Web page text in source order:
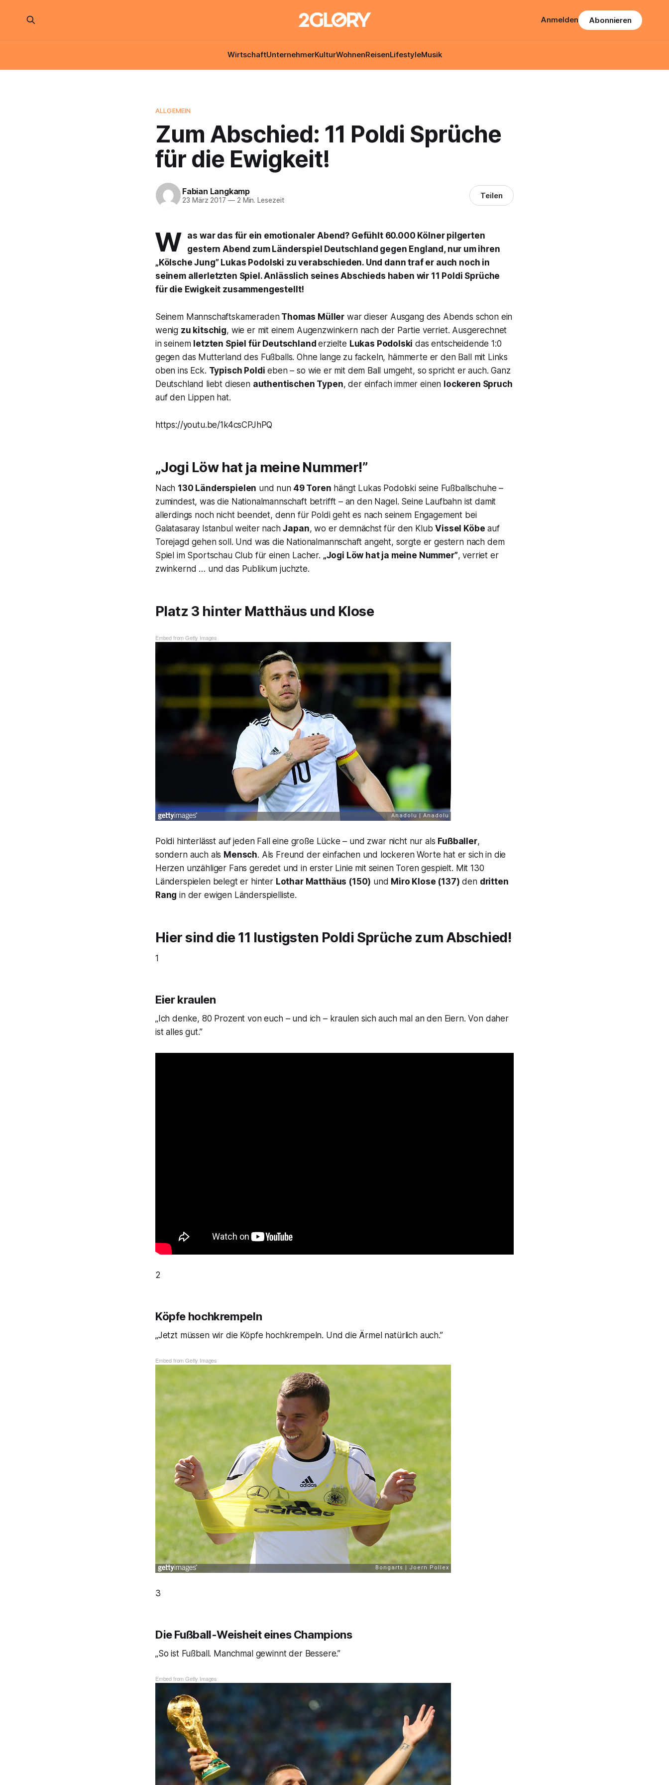
WirtschaftUnternehmerKulturWohnenReisenLifestyleMusik
Anmelden Abonnieren
ALLGEMEIN
Zum Abschied: 11 Poldi Sprüche
für die Ewigkeit!
Fabian Langkamp
23 März 2017 —2 Min. Lesezeit Teilen
W as war das für ein emotionaler Abend? Gefühlt 60.000 Kölner pilgerten
gestern Abend zum Länderspiel Deutschland gegen England, nur um ihren
„Kölsche Jung” Lukas Podolski zu verabschieden. Und dann traf er auch noch in
seinem allerletzten Spiel. Anlässlich seines Abschieds haben wir 11 Poldi Sprüche
für die Ewigkeit zusammengestellt!
Seinem MannschaftskameradenThomas Müller war dieser Ausgang des Abends schon ein
wenig zu kitschig, wie er mit einem Augenzwinkern nach der Partie verriet. Ausgerechnet
in seinem letzten Spiel für Deutschlanderzielte Lukas Podolski das entscheidende 1:0
gegen das Mutterland des Fußballs. Ohne lange zu fackeln, hämmerte er den Ball mit Links
oben ins Eck. Typisch Poldi eben – so wie er mit dem Ball umgeht, so spricht er auch. Ganz
Deutschland liebt diesen authentischen Typen, der einfach immer einen lockeren Spruch
auf den Lippen hat.
https://youtu.be/1k4csCPJhPQ
„Jogi Löw hat ja meine Nummer!”
Nach 130 Länderspielen und nun49 Toren hängt Lukas Podolski seine Fußballschuhe –
zumindest, was die Nationalmannschaft betrifft – an den Nagel. Seine Laufbahn ist damit
allerdings noch nicht beendet, denn für Poldi geht es nach seinem Engagement bei
Galatasaray Istanbul weiter nachJapan, wo er demnächst für den KlubVissel Köbe auf
Torejagd gehen soll. Und was die Nationalmannschaft angeht, sorgte er gestern nach dem
Spiel im Sportschau Club für einen Lacher. „Jogi Löw hat ja meine Nummer”, verriet er
zwinkernd … und das Publikum juchzte.
Platz 3 hinter Matthäus und Klose
Embed from Getty Images
Poldi hinterlässt auf jeden Fall eine große Lücke – und zwar nicht nur als Fußballer,
sondern auch als Mensch. Als Freund der einfachen und lockeren Worte hat er sich in die
Herzen unzähliger Fans geredet und in erster Linie mit seinen Toren gespielt. Mit 130
Länderspielen belegt er hinter Lothar Matthäus (150) und Miro Klose (137) den dritten
Rang in der ewigen Länderspielliste.
Hier sind die 11 lustigsten Poldi Sprüche zum Abschied!
1
Eier kraulen
„Ich denke, 80 Prozent von euch – und ich – kraulen sich auch mal an den Eiern. Von daher
ist alles gut.”
2
Köpfe hochkrempeln
„Jetzt müssen wir die Köpfe hochkrempeln. Und die Ärmel natürlich auch.”
Embed from Getty Images
3
Die Fußball-Weisheit eines Champions
„So ist Fußball. Manchmal gewinnt der Bessere.”
Embed from Getty Images